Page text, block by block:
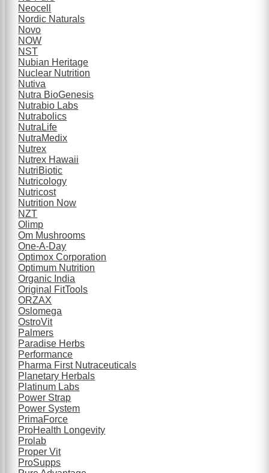
Neocell
Nordic Naturals
Novo
NOW
NST
Nubian Heritage
Nuclear Nutrition
Nutiva
Nutra BioGenesis
Nutrabio Labs
Nutrabolics
NutraLife
NutraMedix
Nutrex
Nutrex Hawaii
NutriBiotic
Nutricology
Nutricost
Nutrition Now
NZT
Olimp
Om Mushrooms
One-A-Day
Optimox Corporation
Optimum Nutrition
Organic India
Original FitTools
ORZAX
Oslomega
OstroVit
Palmers
Paradise Herbs
Performance
Pharma First Nutraceuticals
Planetary Herbals
Platinum Labs
Power Strap
Power System
PrimaForce
ProHealth Longevity
Prolab
Proper Vit
ProSupps